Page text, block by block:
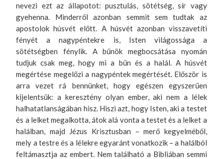
nevezi ezt az állapotot: pusztulás, sötétség, sír vagy
gyehenna. Minderről azonban semmit sem tudtak az
apostolok húsvét előtt. A húsvét azonban visszavetíti
fényét a nagypéntekre is, Isten világossága a
sötétségben fénylik. A bűnök megbocsátása nyomán
tudjuk csak meg, hogy mi a bűn és a halál. A húsvét
megértése megelőzi a nagypéntek megértését. Először is
arra vezet rá bennünket, hogy egészen egyszerűen
kijelentsük: a keresztény olyan ember, aki nem a lélek
halhatatlanságában hisz. Hiszi azt, hogy Isten, aki a testet
és a lelket megalkotta, átok alá vonta a testet és a lelket a
halálban, majd Jézus Krisztusban – merő kegyelméből,
mely a testre és a lélekre egyaránt vonatkozik – a halálból
feltámasztja az embert. Nem található a Bibliában semmi